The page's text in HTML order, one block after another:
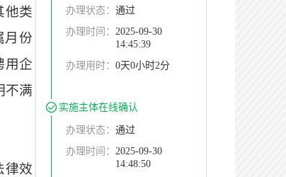
他类
月份
用企
不满
律效
办理状态： 通过
办理时间： 2025-09-30
14:45:39
办理用时： 0天0小时2分
实施主体在线确认
办理状态： 通过
办理时间： 2025-09-30
14:48:50